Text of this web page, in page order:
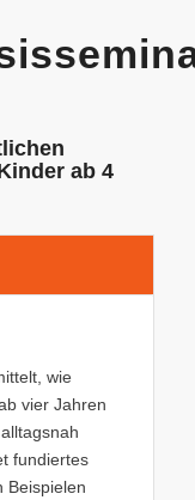
ab 4
wie
vier Jahren
fundiertes
Beispielen